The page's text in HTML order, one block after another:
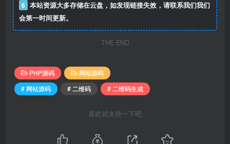
6 本站资源大多存储在云盘，如发现链接失效，请联系我们我们
会第一时间更新。
THE END
PHP源码
网站源码
# 网站源码
# 二维码 # 二维码生成
喜欢就支持一下吧